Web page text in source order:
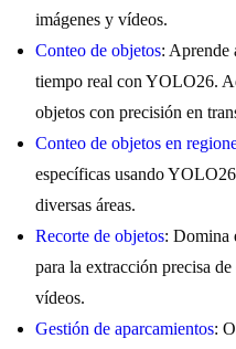
imágenes y vídeos.
Conteo de objetos: Aprende
tiempo real con YOLO26.
objetos con precisión en
Conteo de objetos en
específicas usando
diversas áreas.
Recorte de objetos: Domina
para la extracción precisa
vídeos.
Gestión de aparcamientos: